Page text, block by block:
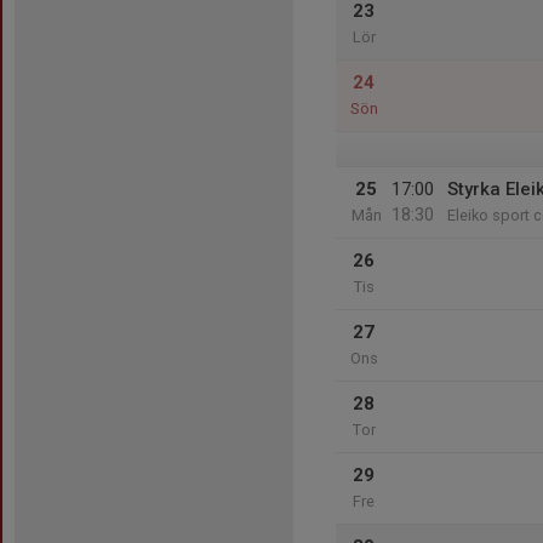
23
Lör
24
Sön
25
Mån
17:00
18:30
Styrka
Eleiko sport
26
Tis
27
Ons
28
Tor
29
Fre